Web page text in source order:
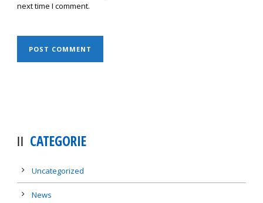
next time I comment.
CATEGORIE
Uncategorized
News